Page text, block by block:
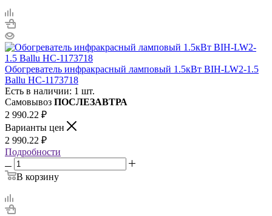
Обогреватель инфракрасный ламповый 1.5кВт BIH-LW2-1.5
Ballu НС-1173718
Есть в наличии: 1 шт.
Самовывоз ПОСЛЕЗАВТРА
2 990.22 ₽
Варианты цен
2 990.22 ₽
Подробности
В корзину